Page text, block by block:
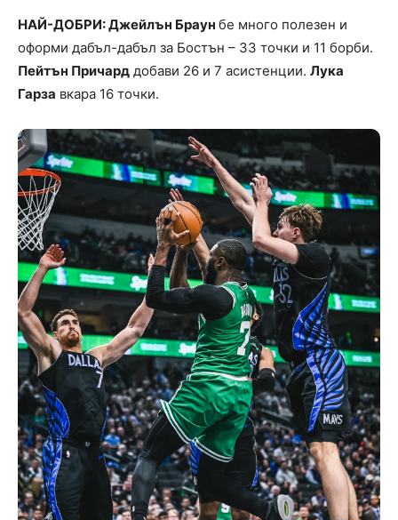
НАЙ-ДОБРИ: Джейлън Браун бе много полезен и
оформи дабъл-дабъл за Бостън – 33 точки и 11 борби.
Пейтън Причард добави 26 и 7 асистенции. Лука
Гарза вкара 16 точки.